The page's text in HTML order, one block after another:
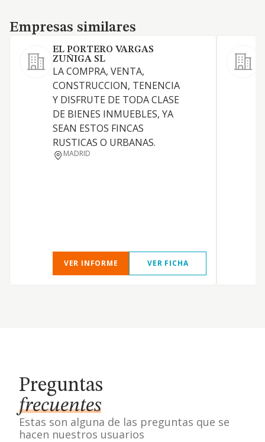
Empresas similares
Empresas similares
EL PORTERO VARGAS
ZUÑIGA SL
LA COMPRA, VENTA,
CONSTRUCCION, TENENCIA
Y DISFRUTE DE TODA CLASE
DE BIENES INMUEBLES, YA
SEAN ESTOS FINCAS
RUSTICAS O URBANAS.
MADRID
VER INFORME VER FICHA
Preguntas
frecuentes
Estas son alguna de las preguntas que se
hacen nuestros usuarios